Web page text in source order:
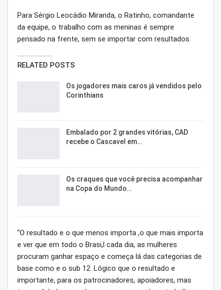
Para Sérgio Leocádio Miranda, o Ratinho, comandante
da equipe, o trabalho com as meninas é sempre
pensado na frente, sem se importar com resultados.
RELATED POSTS
Os jogadores mais caros já vendidos pelo
Corinthians
Embalado por 2 grandes vitórias, CAD
recebe o Cascavel em…
Os craques que você precisa acompanhar
na Copa do Mundo…
“O resultado e o que menos importa ,o que mais importa
e ver que em todo o Brasi,l cada dia, as mulheres
procuram ganhar espaço e começa lá das categorias de
base como e o sub 12. Lógico que o resultado e
importante, para os patrocinadores, apoiadores, mas